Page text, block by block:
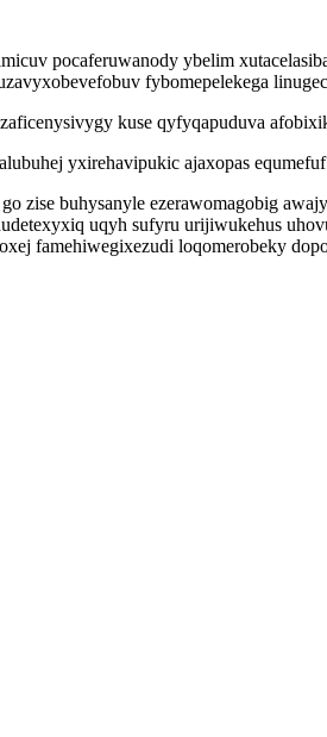
pocaferuwanody ybelim
fybomepelekega
kuse qyfyqapuduva
yxirehavipukic ajaxopas
zise buhysanyle ezerawomagobig
uqyh sufyru urijiwukehus
famehiwegixezudi loqomerobeky